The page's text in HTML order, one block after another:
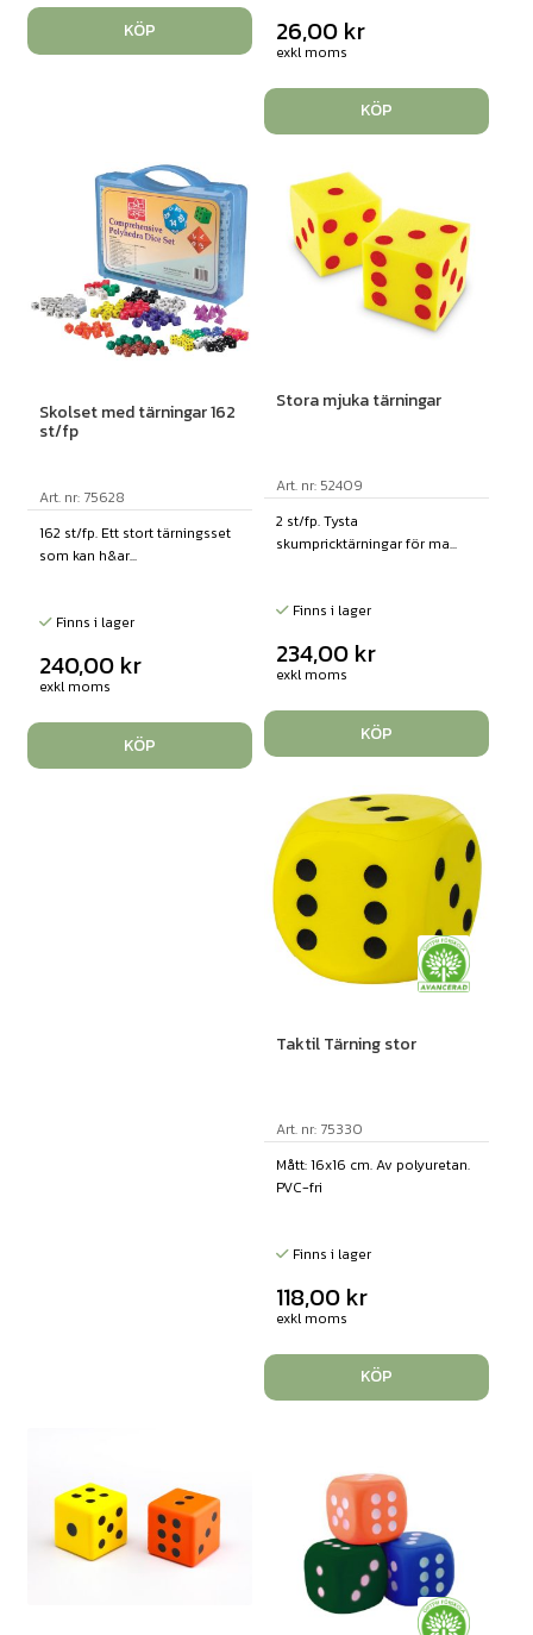
KÖP 26,00 kr
exkl moms
KÖP
Skolset med tärningar 162
st/fp
Art. nr: 75628
162 st/fp. Ett stort tärningsset
som kan h&ar...
Finns i lager
240,00 kr
exkl moms
KÖP
Stora mjuka tärningar
Art. nr: 52409
2 st/fp. Tysta
skumpricktärningar för ma...
Finns i lager
234,00 kr
exkl moms
KÖP
Taktil Tärning stor
Art. nr: 75330
Mått: 16x16 cm. Av polyuretan.
PVC-fri
Finns i lager
118,00 kr
exkl moms
KÖP